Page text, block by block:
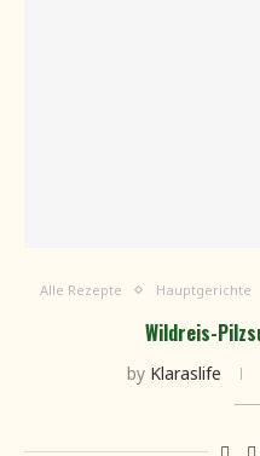
Alle Rezepte Hauptgerichte
Wildreis-
by Klaraslife